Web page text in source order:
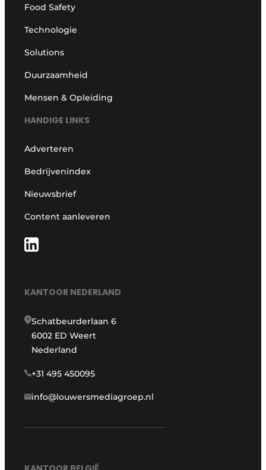
Food Safety
Technologie
Solutions
Duurzaamheid
Mensen & Opleiding
HANDIGE LINKS
Adverteren
Bedrijvenindex
Nieuwsbrief
Content aanleveren
KANTOOR NEDERLAND
Schatbeurderlaan 6
6002 ED Weert
Nederland
+31 495 450095
info@louwersmediagroep.nl